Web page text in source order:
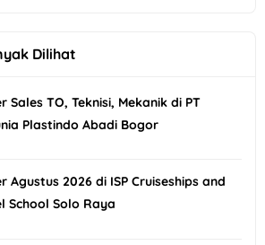
Dilihat
Sales TO, Teknisi, Mekanik di PT
Plastindo Abadi Bogor
Agustus 2026 di ISP Cruiseships and
School Solo Raya